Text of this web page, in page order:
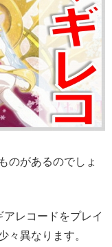
のがあるのでしょ
レコードをプレイ
々異なります。